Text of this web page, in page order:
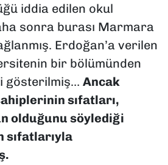
iddia edilen okul
sonra burası Marmara
Erdoğan’a verilen
bir bölümünden
gösterilmiş… Ancak
sıfatları,
olduğunu söylediği
sıfatlarıyla